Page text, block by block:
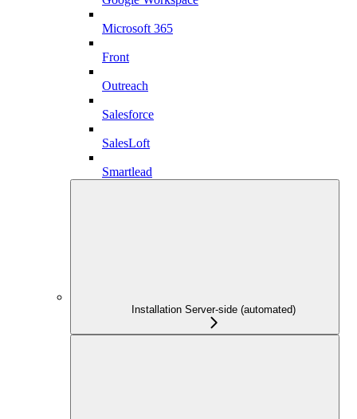
Microsoft 365
Front
Outreach
Salesforce
SalesLoft
Smartlead
Installation Server-side (automated)